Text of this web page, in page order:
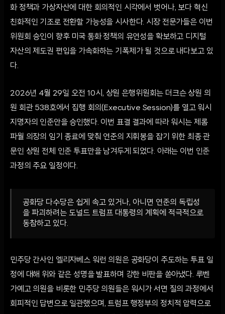
화 정책과 가상자산에 대한 회의적인 시각에서 벗어나, 보다 혁신
친화적인 기조로 전환할 가능성을 시사한다. 시장 전문가들은 이번
위원회 승인이 향후 미국 통화 정책의 유연성을 확보하고 디지털
자산의 제도권 편입을 가속화하는 기폭제가 될 것으로 내다보고 있
다.
2026년 4월 29일 오전 10시, 상원 은행위원회는 더크슨 상원 의
원 회관 538호에서 집행 회의(Executive Session)를 열고 워시
지명자의 인준안을 승인했다. 이번 표결 결과에 따라 워시는 제롬
파월 의장의 임기 종료에 맞춰 연준의 지휘봉을 잡기 위한 최종 관
문인 상원 전체 인준 투표만을 남겨두게 되었다. 아래는 이번 인준
과정의 주요 일정이다.
공화당 다수당은 쉽게 속고 있거나, 아니면 연준의 독립성
을 파괴하려는 도널드 트럼프 대통령의 계획에 적극적으로
동참하고 있다.
민주당 간사인 엘리자베스 워런 의원은 공화당이 주도하는 투표 일
정에 대해 위와 같은 성명을 발표하며 강한 비판을 쏟아냈다. 루벤
가예고 의원을 비롯한 민주당 의원들은 워시가 서면 질의 과정에서
회피적인 답변으로 일관했으며, 트럼프 행정부의 정치적 압력으로